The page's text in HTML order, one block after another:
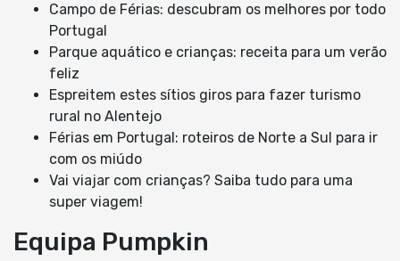
Campo de Férias: descubram os melhores por todo
Portugal
Parque aquático e crianças: receita para um verão
feliz
Espreitem estes sítios giros para fazer turismo
rural no Alentejo
Férias em Portugal: roteiros de Norte a Sul para ir
com os miúdo
Vai viajar com crianças? Saiba tudo para uma
super viagem!
Equipa Pumpkin